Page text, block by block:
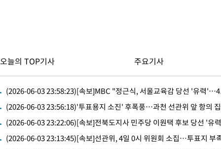
-13503초 전 >
[속보]종합특검, '계엄 수용공간 확보' 신용해 前교정본부장
-12347초 전 >11시간 압수수색에 성접대 파문까지…'쑥대밭' 된 축구협회
-11369초 전 >[속보]규제합리화위원회 부위원장에 김태유 서울대 공대 교
병태 후임
-7727초 전 >[속보]국힘 윤리위, '돌려차기 발언' 진종오·서범수 징계 절차
-3052초 전 >[속보] 7월 중국 수출 23.9%↑ 수입 27.5%↑…무역총액
오늘의 TOP기사 주요기사
(2026-06-03 23:58:23)[속보]MBC "정근식, 서울교육감 당선 '유력
(2026-06-03 23:56:18)'투표용지 소진' 후폭풍…과천 선관위 앞 항의
(2026-06-03 23:22:06)[속보]전북도지사 민주당 이원택 후보 당선 '유
(2026-06-03 23:13:45)[속보]선관위, 4일 0시 위원회 소집…투표지 부